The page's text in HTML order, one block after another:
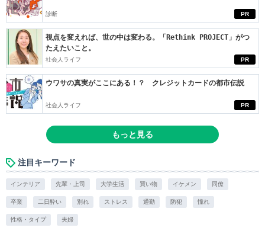
PR
診断
PR
視点を変えれば、世の中は変わる。「Rethink PROJECT」がつ
たえたいこと。
社会人ライフ
PR
ウワサの真実がここにある！？ クレジットカードの都市伝説
社会人ライフ
もっと見る
注目キーワード
インテリア 先輩・上司 大学生活 買い物 イケメン 同僚
卒業 二日酔い 別れ ストレス 通勤 防犯 憧れ
性格・タイプ 夫婦